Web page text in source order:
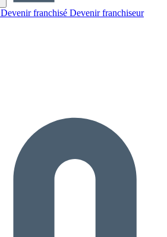
Devenir franchisé Devenir franchiseur